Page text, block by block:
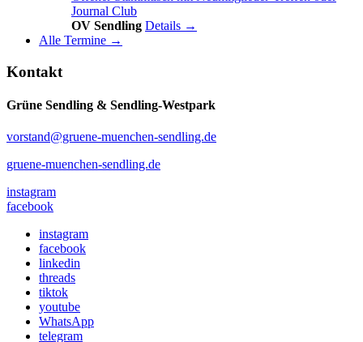
Journal Club
OV Sendling Details →
Alle Termine →
Kontakt
Grüne Sendling & Sendling-Westpark
vorstand@gruene-muenchen-sendling.de
gruene-muenchen-sendling.de
instagram
facebook
instagram
facebook
linkedin
threads
tiktok
youtube
WhatsApp
telegram